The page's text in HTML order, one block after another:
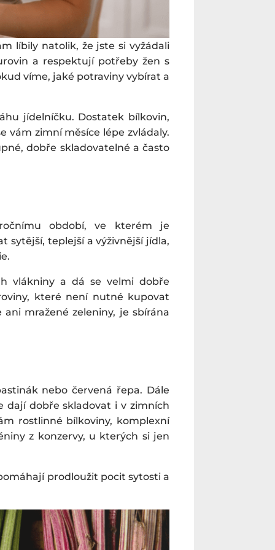
líbily natolik, že jste si vyžádali
a respektují potřeby žen s
víme, jaké potraviny vybírat a
jídelníčku. Dostatek bílkovin,
vám zimní měsíce lépe zvládaly.
dobře skladovatelné a často
období, ve kterém je
sytější, teplejší a výživnější jídla,
vlákniny a dá se velmi dobře
které není nutné kupovat
mražené zeleniny, je sbírána
nebo červená řepa. Dále
dají dobře skladovat i v zimních
rostlinné bílkoviny, komplexní
z konzervy, u kterých si jen
prodloužit pocit sytosti a